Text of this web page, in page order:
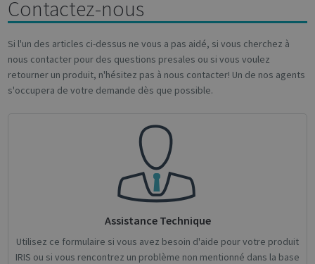
Contactez-nous
Si l'un des articles ci-dessus ne vous a pas aidé, si vous cherchez à
nous contacter pour des questions presales ou si vous voulez
retourner un produit, n'hésitez pas à nous contacter! Un de nos agents
s'occupera de votre demande dès que possible.
Assistance Technique
Utilisez ce formulaire si vous avez besoin d'aide pour votre produit
IRIS ou si vous rencontrez un problème non mentionné dans la base
Strictly necessary
Targeting
Functionality Analytics
functionality such as user login and account
management. The website cannot be used
properly without strictly necessary cookies.
support.irislink.com
.youtube.com